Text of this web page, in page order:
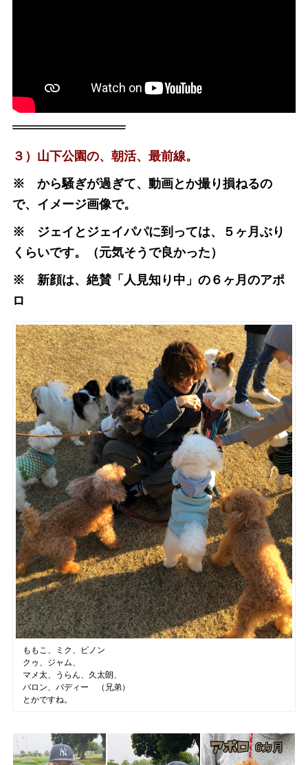
３）山下公園の、朝活、最前線。
※ から騒ぎが過ぎて、動画とか撮り損ねるの
で、イメージ画像で。
※ ジェイとジェイパパに到っては、５ヶ月ぶり
くらいです。（元気そうで良かった）
※ 新顔は、絶賛「人見知り中」の６ヶ月のアポ
ロ
ももこ、ミク、ピノン
クゥ、ジャム、
マメ太、うらん、久太朗、
バロン、バディー （兄弟）
とかですね。